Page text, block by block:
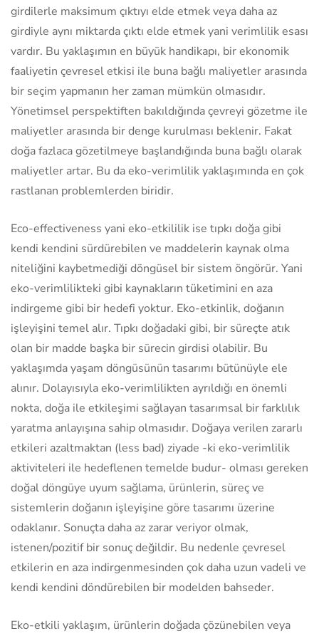
girdilerle maksimum çıktıyı elde etmek veya daha az
girdiyle aynı miktarda çıktı elde etmek yani verimlilik esası
vardır. Bu yaklaşımın en büyük handikapı, bir ekonomik
faaliyetin çevresel etkisi ile buna bağlı maliyetler arasında
bir seçim yapmanın her zaman mümkün olmasıdır.
Yönetimsel perspektiften bakıldığında çevreyi gözetme ile
maliyetler arasında bir denge kurulması beklenir. Fakat
doğa fazlaca gözetilmeye başlandığında buna bağlı olarak
maliyetler artar. Bu da eko-verimlilik yaklaşımında en çok
rastlanan problemlerden biridir.
Eco-effectiveness yani eko-etkililik ise tıpkı doğa gibi
kendi kendini sürdürebilen ve maddelerin kaynak olma
niteliğini kaybetmediği döngüsel bir sistem öngörür. Yani
eko-verimlilikteki gibi kaynakların tüketimini en aza
indirgeme gibi bir hedefi yoktur. Eko-etkinlik, doğanın
işleyişini temel alır. Tıpkı doğadaki gibi, bir süreçte atık
olan bir madde başka bir sürecin girdisi olabilir. Bu
yaklaşımda yaşam döngüsünün tasarımı bütünüyle ele
alınır. Dolayısıyla eko-verimlilikten ayrıldığı en önemli
nokta, doğa ile etkileşimi sağlayan tasarımsal bir farklılık
yaratma anlayışına sahip olmasıdır. Doğaya verilen zararlı
etkileri azaltmaktan (less bad) ziyade -ki eko-verimlilik
aktiviteleri ile hedeflenen temelde budur- olması gereken
doğal döngüye uyum sağlama, ürünlerin, süreç ve
sistemlerin doğanın işleyişine göre tasarımı üzerine
odaklanır. Sonuçta daha az zarar veriyor olmak,
istenen/pozitif bir sonuç değildir. Bu nedenle çevresel
etkilerin en aza indirgenmesinden çok daha uzun vadeli ve
kendi kendini döndürebilen bir modelden bahseder.
Eko-etkili yaklaşım, ürünlerin doğada çözünebilen veya